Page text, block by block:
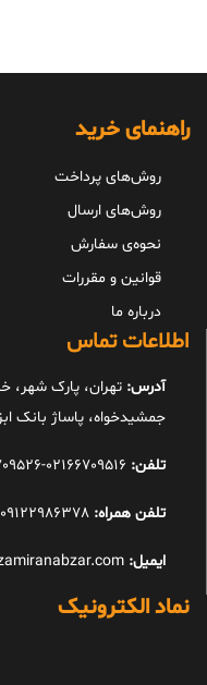
راهنمای خرید
روش‌های پرداخت
روش‌های ارسال
نحوه‌ی سفارش
قوانین و مقررات
درباره ما
اطلاعات تماس
آدرس: تهران، پارک شهر،
جمشیدخواه، پاساژ بانک
تلفن:
تلفن همراه: 09122986378-09362227747
ایمیل:
نماد الکترونیک